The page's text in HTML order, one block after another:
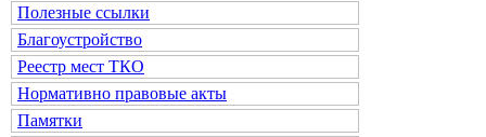
Полезные ссылки
Благоустройство
Реестр мест ТКО
Нормативно правовые акты
Памятки